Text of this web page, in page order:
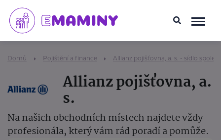
Domů Pojištění a finance Allianz pojišťovna, a. s. - sídlo
Allianz pojišťovna, a.
s.
Na našich obchodních místech najdete vždy
profesionála, který vám rád poradí a pomůže.